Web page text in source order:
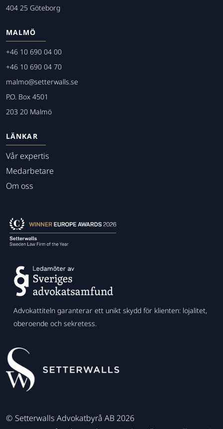
404 25 Göteborg
MALMÖ
+46 10 690 04 00
+46 10 690 04 70
malmo@setterwalls.se
P.O. Box 4501
203 20 Malmö
LÄNKAR
Vår expertis
Medarbetare
Om oss
Advokattiteln garanterar ett unikt skydd för klienten: lojalitet,
oberoende och sekretess.
© Setterwalls Advokatbyrå AB 2026